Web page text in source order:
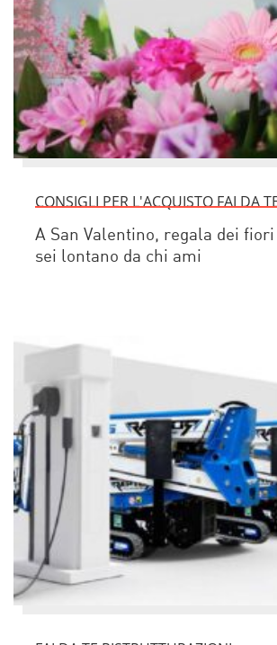
CONSIGLI PER L'ACQUISTO FAI DA
A San Valentino, regala dei fiori
sei lontano da chi ami